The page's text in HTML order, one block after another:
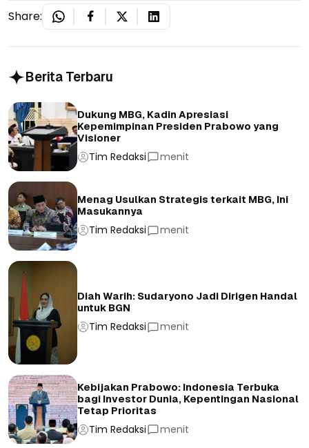
Share:
Berita Terbaru
Dukung MBG, Kadin Apresiasi
Kepemimpinan Presiden Prabowo yang
Visioner
Tim Redaksi menit
Menag Usulkan Strategis terkait MBG, Ini
Masukannya
Tim Redaksi menit
Diah Warih: Sudaryono Jadi Dirigen Handal
untuk BGN
Tim Redaksi menit
Kebijakan Prabowo: Indonesia Terbuka
bagi Investor Dunia, Kepentingan Nasional
Tetap Prioritas
Tim Redaksi menit